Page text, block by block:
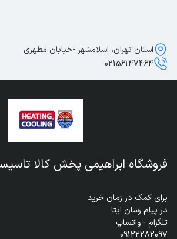
فروشگاه ابراهیمی پخش کالا
09122282097
استان تهران، اسلامشهر -خیابان مطهری
02156147464